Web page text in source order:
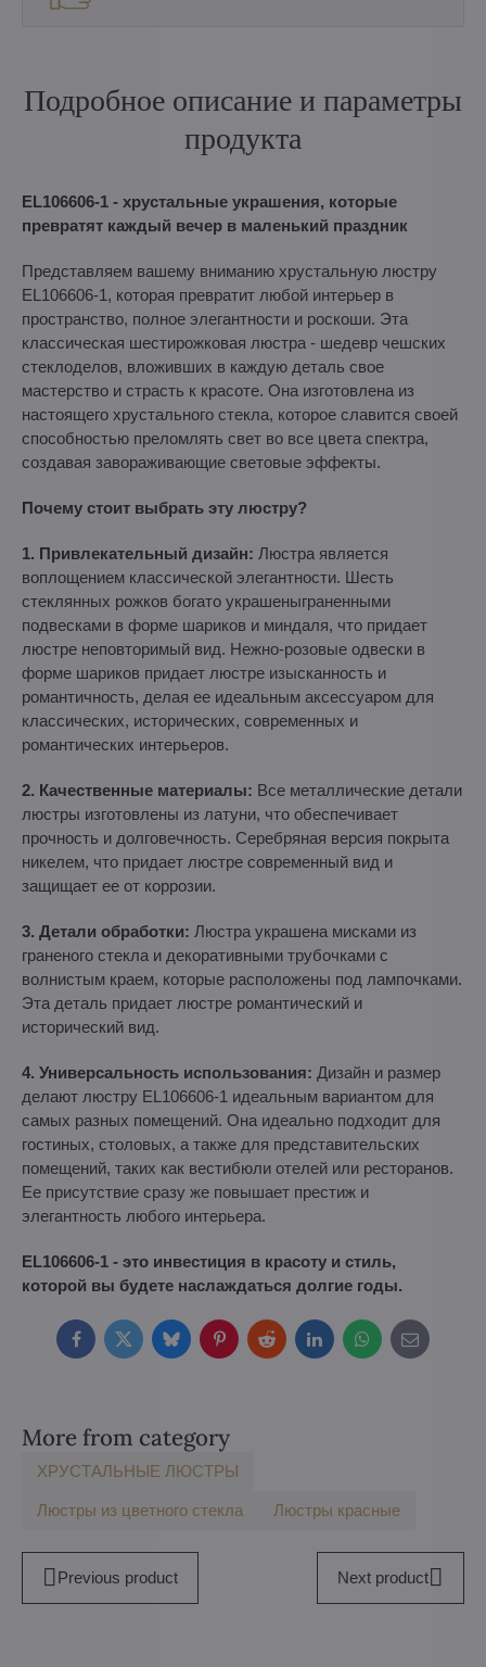
Подробное описание и параметры
продукта
EL106606-1 - хрустальные украшения, которые
превратят каждый вечер в маленький праздник
Представляем вашему вниманию хрустальную люстру
EL106606-1, которая превратит любой интерьер в
пространство, полное элегантности и роскоши. Эта
классическая шестирожковая люстра - шедевр чешских
стеклоделов, вложивших в каждую деталь свое
мастерство и страсть к красоте. Она изготовлена из
настоящего хрустального стекла, которое славится своей
способностью преломлять свет во все цвета спектра,
создавая завораживающие световые эффекты.
Почему стоит выбрать эту люстру?
1. Привлекательный дизайн: Люстра является
воплощением классической элегантности. Шесть
стеклянных рожков богато украшеныграненными
подвесками в форме шариков и миндаля, что придает
люстре неповторимый вид. Нежно-розовые одвески в
форме шариков придает люстре изысканность и
романтичность, делая ее идеальным аксессуаром для
классических, исторических, современных и
романтических интерьеров.
2. Качественные материалы: Все металлические детали
люстры изготовлены из латуни, что обеспечивает
прочность и долговечность. Серебряная версия покрыта
никелем, что придает люстре современный вид и
защищает ее от коррозии.
3. Детали обработки: Люстра украшена мисками из
граненого стекла и декоративными трубочками с
волнистым краем, которые расположены под лампочками.
Эта деталь придает люстре романтический и
исторический вид.
4. Универсальность использования: Дизайн и размер
делают люстру EL106606-1 идеальным вариантом для
самых разных помещений. Она идеально подходит для
гостиных, столовых, а также для представительских
помещений, таких как вестибюли отелей или ресторанов.
Ее присутствие сразу же повышает престиж и
элегантность любого интерьера.
EL106606-1 - это инвестиция в красоту и стиль,
которой вы будете наслаждаться долгие годы.
FacebookTwitterBlueskyPinterestRedditLinkedInWhatsApp
E-
mail
More from category
ХРУСТАЛЬНЫЕ ЛЮСТРЫ
Люстры из цветного стекла Люстры красные
Previous product Next product